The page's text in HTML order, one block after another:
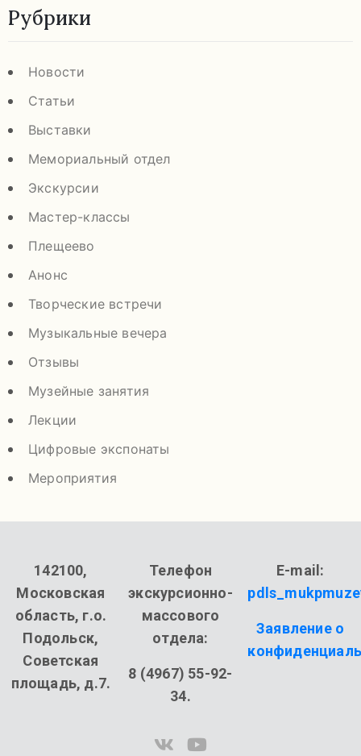
Рубрики
Новости
Статьи
Выставки
Мемориальный отдел
Экскурсии
Мастер-классы
Плещеево
Анонс
Творческие встречи
Музыкальные вечера
Отзывы
Музейные занятия
Лекции
Цифровые экспонаты
Мероприятия
142100,
Московская
область, г.о.
Подольск,
Советская
площадь, д.7.
Телефон
экскурсионно-
массового
отдела:
8 (4967) 55-92-
34.
E-mail:
Заявление о